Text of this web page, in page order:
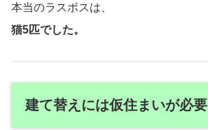
本当のラスボスは、
猫5匹でした。
建て替えには仮住まいが必要